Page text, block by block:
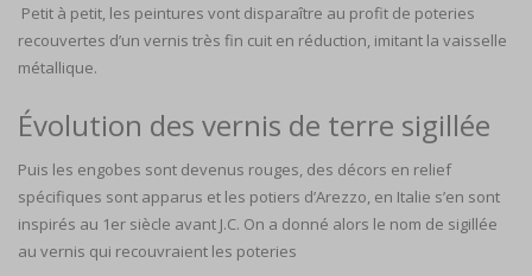
Petit à petit, les peintures vont disparaître au profit de poteries
recouvertes d’un vernis très fin cuit en réduction, imitant la vaisselle
métallique.
Évolution des vernis de terre sigillée
Puis les engobes sont devenus rouges, des décors en relief
spécifiques sont apparus et les potiers d’Arezzo, en Italie s’en sont
inspirés au 1er siècle avant J.C. On a donné alors le nom de sigillée
au vernis qui recouvraient les poteries